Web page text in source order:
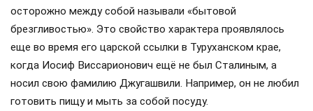
осторожно между собой называли «бытовой
брезгливостью». Это свойство характера проявлялось
еще во время его царской ссылки в Туруханском крае,
когда Иосиф Виссарионович ещё не был Сталиным, а
носил свою фамилию Джугашвили. Например, он не любил
готовить пищу и мыть за собой посуду.